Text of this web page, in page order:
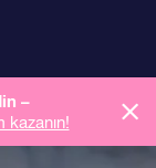
–
kazanın!